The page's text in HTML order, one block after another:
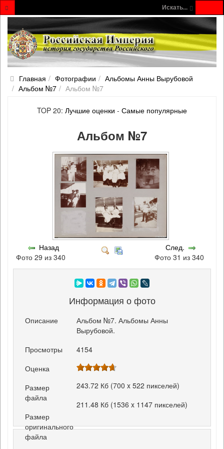
Искать...
Главная Фотографии
Альбомы Анны Вырубовой
Альбом №7
Альбом №7
TOP 20: Лучшие оценки - Самые популярные
Альбом №7
Назад
Фото 29 из 340
След.
Фото 31 из 340
Информация о фото
Описание
Альбом №7. Альбомы Анны
Вырубовой.
Просмотры
4154
Оценка
Размер
файла
243.72 Кб (700 x 522 пикселей)
Размер
оригинального
файла
211.48 Кб (1536 x 1147 пикселей)